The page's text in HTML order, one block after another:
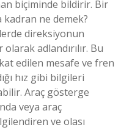
biçiminde bildirir. Bir
kadran ne demek?
direksiyonun
adlandırılır. Bu
edilen mesafe ve fren
hız gibi bilgileri
Araç gösterge
veya araç
ve olası